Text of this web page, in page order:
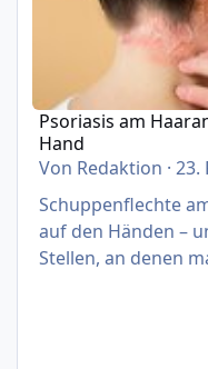
Psoriasis am
Hand
Von Redaktion ·23.
Schuppenflechte
auf den Händen –
Stellen, an denen